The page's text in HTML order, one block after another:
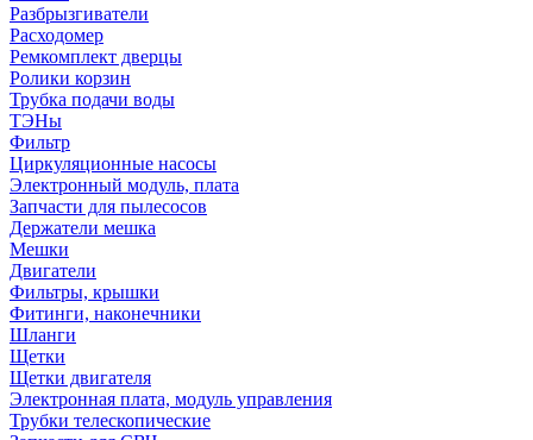
Разбрызгиватели
Расходомер
Ремкомплект дверцы
Ролики корзин
Трубка подачи воды
ТЭНы
Фильтр
Циркуляционные насосы
Электронный модуль, плата
Запчасти для пылесосов
Держатели мешка
Мешки
Двигатели
Фильтры, крышки
Фитинги, наконечники
Шланги
Щетки
Щетки двигателя
Электронная плата, модуль управления
Трубки телескопические